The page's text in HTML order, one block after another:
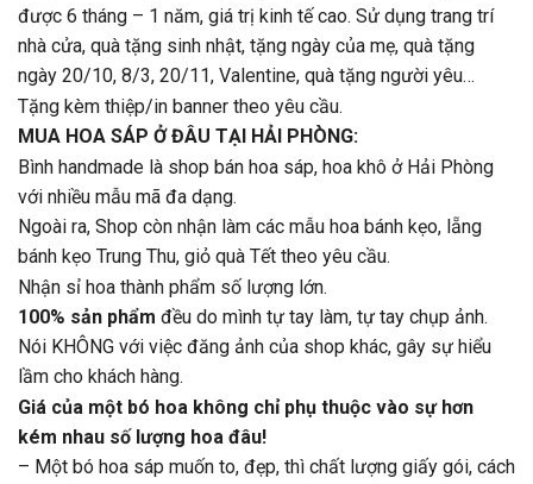
được 6 tháng – 1 năm, giá trị kinh tế cao. Sử dụng trang trí
nhà cửa, quà tặng sinh nhật, tặng ngày của mẹ, quà tặng
ngày 20/10, 8/3, 20/11, Valentine, quà tặng người yêu…
Tặng kèm thiệp/in banner theo yêu cầu.
MUA HOA SÁP Ở ĐÂU TẠI HẢI PHÒNG:
Bình handmade là shop bán hoa sáp, hoa khô ở Hải Phòng
với nhiều mẫu mã đa dạng.
Ngoài ra, Shop còn nhận làm các mẫu hoa bánh kẹo, lẵng
bánh kẹo Trung Thu, giỏ quà Tết theo yêu cầu.
Nhận sỉ hoa thành phẩm số lượng lớn.
100% sản phẩm đều do mình tự tay làm, tự tay chụp ảnh.
Nói KHÔNG với việc đăng ảnh của shop khác, gây sự hiểu
lầm cho khách hàng.
Giá của một bó hoa không chỉ phụ thuộc vào sự hơn
kém nhau số lượng hoa đâu!
– Một bó hoa sáp muốn to, đẹp, thì chất lượng giấy gói, cách